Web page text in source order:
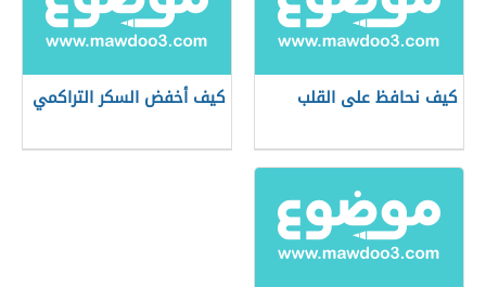
كيف نحافظ على القلب كيف أخفض السكر التراكمي